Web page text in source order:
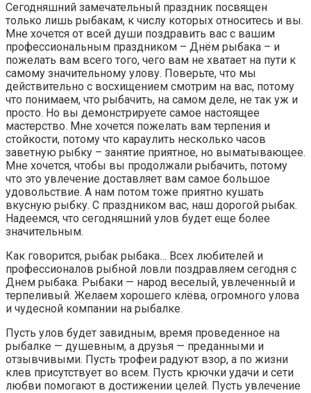
Сегодняшний замечательный праздник посвящен
только лишь рыбакам, к числу которых относитесь и вы.
Мне хочется от всей души поздравить вас с вашим
профессиональным праздником – Днём рыбака – и
пожелать вам всего того, чего вам не хватает на пути к
самому значительному улову. Поверьте, что мы
действительно с восхищением смотрим на вас, потому
что понимаем, что рыбачить, на самом деле, не так уж и
просто. Но вы демонстрируете самое настоящее
мастерство. Мне хочется пожелать вам терпения и
стойкости, потому что караулить несколько часов
заветную рыбку – занятие приятное, но выматывающее.
Мне хочется, чтобы вы продолжали рыбачить, потому
что это увлечение доставляет вам самое большое
удовольствие. А нам потом тоже приятно кушать
вкусную рыбку. С праздником вас, наш дорогой рыбак.
Надеемся, что сегодняшний улов будет еще более
значительным.
Как говорится, рыбак рыбака… Всех любителей и
профессионалов рыбной ловли поздравляем сегодня с
Днем рыбака. Рыбаки — народ веселый, увлеченный и
терпеливый. Желаем хорошего клёва, огромного улова
и чудесной компании на рыбалке.
Пусть улов будет завидным, время проведенное на
рыбалке — душевным, а друзья — преданными и
отзывчивыми. Пусть трофеи радуют взор, а по жизни
клев присутствует во всем. Пусть крючки удачи и сети
любви помогают в достижении целей. Пусть увлечение